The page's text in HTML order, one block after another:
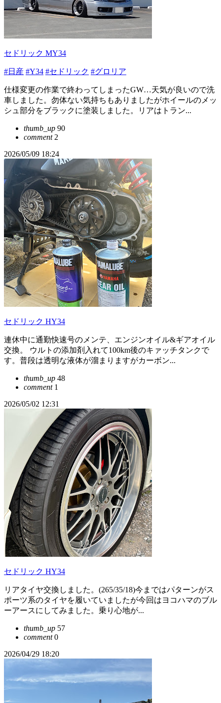
セドリック MY34
#日産 #Y34 #セドリック #グロリア
仕様変更の作業で終わってしまったGW…天気が良いので洗
車しました。勿体ない気持ちもありましたがホイールのメッ
シュ部分をブラックに塗装しました。リアはトラン...
thumb_up 90
comment2
2026/05/09 18:24
セドリック HY34
連休中に通勤快速号のメンテ、エンジンオイル&ギアオイル
交換。 ウルトの添加剤入れて100km後のキァッチタンクで
す。普段は透明な液体が溜まりますがカーボン...
thumb_up 48
comment1
2026/05/02 12:31
セドリック HY34
リアタイヤ交換しました。(265/35/18)今まではパターンがス
ポーツ系のタイヤを履いていましたが今回はヨコハマのブル
ーアースにしてみました。乗り心地が...
thumb_up 57
comment0
2026/04/29 18:20